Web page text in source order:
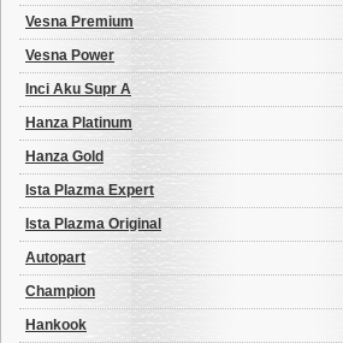
Vesna Premium
Vesna Power
Inci Aku Supr A
Hanza Platinum
Hanza Gold
Ista Plazma Expert
Ista Plazma Original
Autopart
Champion
Hankook